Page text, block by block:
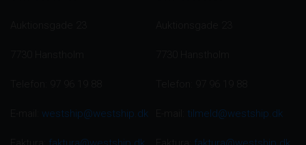
westship@westship.dk tilmeld@westship.dk